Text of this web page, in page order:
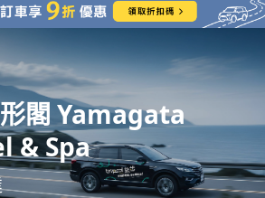
閣 Yamagata
& Spa